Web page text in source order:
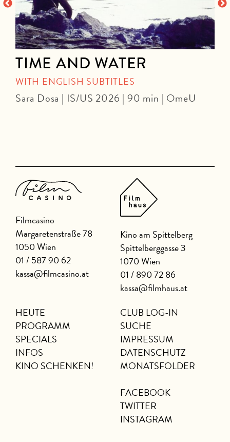
TIME AND WATER
WITH ENGLISH SUBTITLES
Sara Dosa | IS/US 2026 | 90 min | OmeU
Filmcasino
Margaretenstraße 78
1050 Wien
01 / 587 90 62
kassa@filmcasino.at
Kino am Spittelberg
Spittelberggasse 3
1070 Wien
01 / 890 72 86
kassa@filmhaus.at
HEUTE
PROGRAMM
SPECIALS
INFOS
KINO SCHENKEN!
CLUB LOG-IN
SUCHE
IMPRESSUM
DATENSCHUTZ
MONATSFOLDER
FACEBOOK
TWITTER
INSTAGRAM